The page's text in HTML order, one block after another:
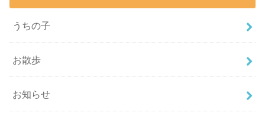
うちの子
お散歩
お知らせ